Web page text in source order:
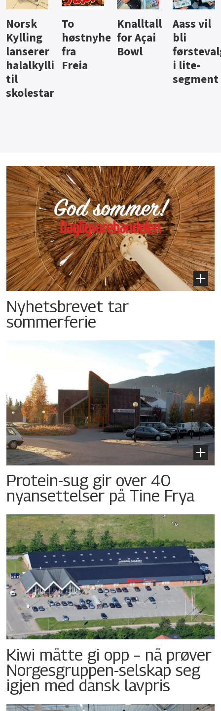
Knalltall
for Açai
Bowl
Aass vil
bli
førstevalg
i lite-
Brus og
jus fra
Berentsen
Hard
iste fra
Hansa
Nyhetsbrevet tar
sommerferie
Protein-sug gir over 40
nyansettelser på Tine Frya
Kiwi måtte gi opp – nå prøver
Norgesgruppen-selskap seg
igjen med dansk lavpris